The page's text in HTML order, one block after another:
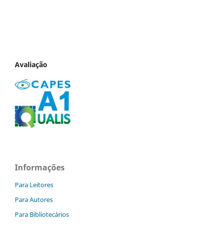
Avaliação
Informações
Para Leitores
Para Autores
Para Bibliotecários